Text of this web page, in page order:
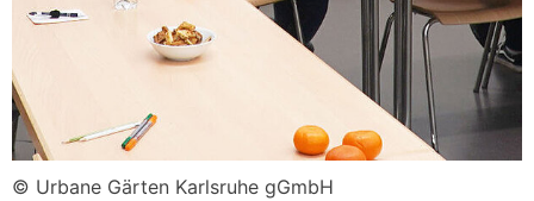
© Urbane Gärten Karlsruhe gGmbH